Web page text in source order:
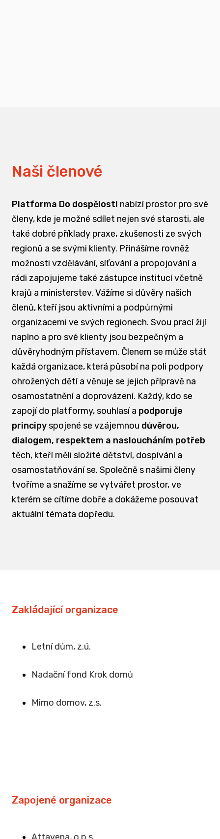
Naši členové
Platforma Do dospělosti nabízí prostor pro své
členy, kde je možné sdílet nejen své starosti, ale
také dobré příklady praxe, zkušenosti ze svých
regionů a se svými klienty. Přinášíme rovněž
možnosti vzdělávání, síťování a propojování a
rádi zapojujeme také zástupce institucí včetně
krajů a ministerstev. Vážíme si důvěry našich
členů, kteří jsou aktivními a podpůrnými
organizacemi ve svých regionech. Svou prací žijí
naplno a pro své klienty jsou bezpečným a
důvěryhodným přístavem. Členem se může stát
každá organizace, která působí na poli podpory
ohrožených dětí a věnuje se jejich přípravě na
osamostatnění a doprovázení. Každý, kdo se
zapojí do platformy, souhlasí a podporuje
principyspojené se vzájemnou důvěrou,
dialogem, respektem a nasloucháním potřeb
těch, kteří měli složité dětství, dospívání a
osamostatňování se. Společně s našimi členy
tvoříme a snažíme se vytvářet prostor, ve
kterém se cítíme dobře a dokážeme posouvat
aktuální témata dopředu.
Zakládající organizace
Letní dům, z.ú.
Nadační fond Krok domů
Mimo domov, z.s.
Zapojené organizace